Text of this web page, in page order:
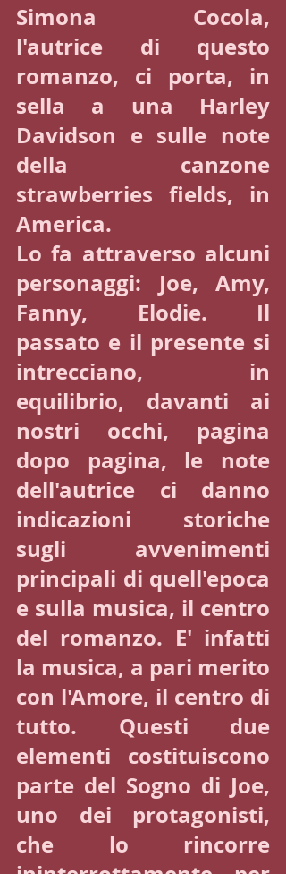
Simona Cocola,
l'autrice di questo
romanzo, ci porta, in
sella a una Harley
Davidson e sulle note
della canzone
strawberries fields, in
America.
Lo fa attraverso alcuni
personaggi: Joe, Amy,
Fanny, Elodie. Il
passato e il presente si
intrecciano, in
equilibrio, davanti ai
nostri occhi, pagina
dopo pagina, le note
dell'autrice ci danno
indicazioni storiche
sugli avvenimenti
principali di quell'epoca
e sulla musica, il centro
del romanzo. E' infatti
la musica, a pari merito
con l'Amore, il centro di
tutto. Questi due
elementi costituiscono
parte del Sogno di Joe,
uno dei protagonisti,
che lo rincorre